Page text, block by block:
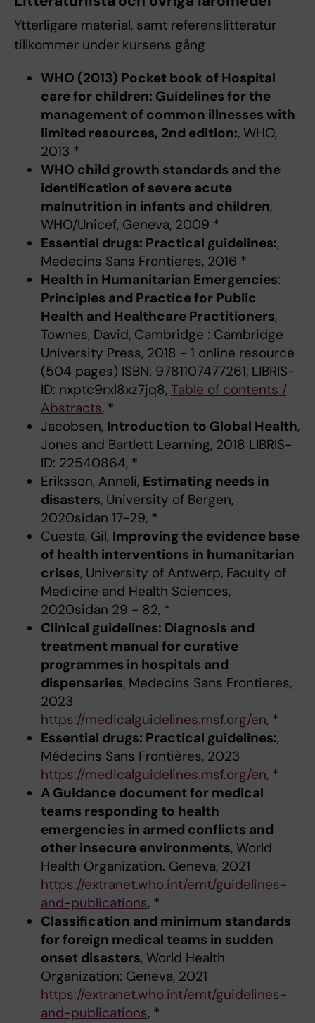
Ytterligare material, samt referenslitteratur
tillkommer under kursens gång
WHO (2013) Pocket book of Hospital
care for children: Guidelines for the
management of common illnesses with
limited resources, 2nd edition:, WHO,
2013 *
WHO child growth standards and the
identification of severe acute
malnutrition in infants and children,
WHO/Unicef, Geneva, 2009 *
Essential drugs: Practical guidelines:,
Medecins Sans Frontieres, 2016 *
Health in Humanitarian Emergencies:
Principles and Practice for Public
Health and Healthcare Practitioners,
Townes, David, Cambridge : Cambridge
University Press, 2018 - 1 online resource
(504 pages) ISBN: 9781107477261, LIBRIS-
ID: nxptc9rxl8xz7jq8, Table of contents /
Abstracts, *
Jacobsen, Introduction to Global Health,
Jones and Bartlett Learning, 2018 LIBRIS-
ID: 22540864, *
Eriksson, Anneli, Estimating needs in
disasters, University of Bergen,
2020sidan 17-29, *
Cuesta, Gil, Improving the evidence base
of health interventions in humanitarian
crises, University of Antwerp, Faculty of
Medicine and Health Sciences,
2020sidan 29 - 82, *
Clinical guidelines: Diagnosis and
treatment manual for curative
programmes in hospitals and
dispensaries, Medecins Sans Frontieres,
2023
https://medicalguidelines.msf.org/en, *
Essential drugs: Practical guidelines:,
Médecins Sans Frontières, 2023
https://medicalguidelines.msf.org/en, *
A Guidance document for medical
teams responding to health
emergencies in armed conflicts and
other insecure environments, World
Health Organization. Geneva, 2021
https://extranet.who.int/emt/guidelines-
and-publications, *
Classification and minimum standards
for foreign medical teams in sudden
onset disasters, World Health
Organization: Geneva, 2021
https://extranet.who.int/emt/guidelines-
and-publications, *